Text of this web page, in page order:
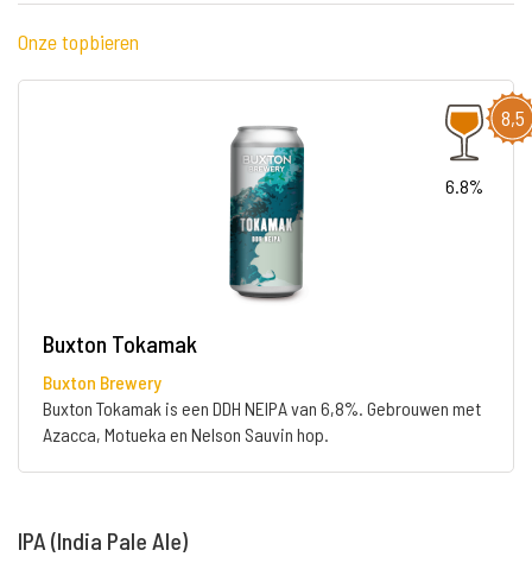
Onze topbieren
8,5
6.8%
Buxton Tokamak
Buxton Brewery
Buxton Tokamak is een DDH NEIPA van 6,8%. Gebrouwen met
Azacca, Motueka en Nelson Sauvin hop.
IPA (India Pale Ale)